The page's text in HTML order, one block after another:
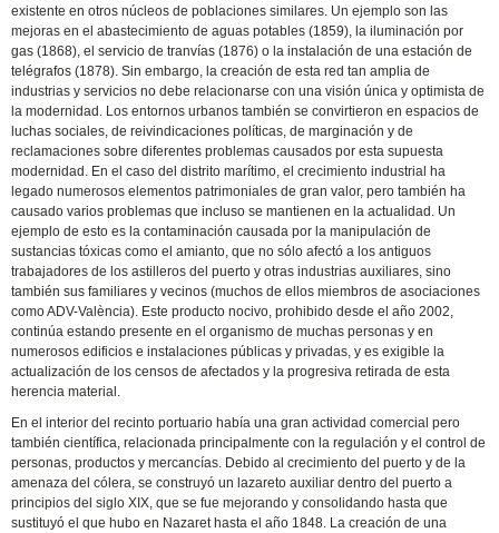
existente en otros núcleos de poblaciones similares. Un ejemplo son las
mejoras en el abastecimiento de aguas potables (1859), la iluminación por
gas (1868), el servicio de tranvías (1876) o la instalación de una estación de
telégrafos (1878). Sin embargo, la creación de esta red tan amplia de
industrias y servicios no debe relacionarse con una visión única y optimista de
la modernidad. Los entornos urbanos también se convirtieron en espacios de
luchas sociales, de reivindicaciones políticas, de marginación y de
reclamaciones sobre diferentes problemas causados por esta supuesta
modernidad. En el caso del distrito marítimo, el crecimiento industrial ha
legado numerosos elementos patrimoniales de gran valor, pero también ha
causado varios problemas que incluso se mantienen en la actualidad. Un
ejemplo de esto es la contaminación causada por la manipulación de
sustancias tóxicas como el amianto, que no sólo afectó a los antiguos
trabajadores de los astilleros del puerto y otras industrias auxiliares, sino
también sus familiares y vecinos (muchos de ellos miembros de asociaciones
como ADV-València). Este producto nocivo, prohibido desde el año 2002,
continúa estando presente en el organismo de muchas personas y en
numerosos edificios e instalaciones públicas y privadas, y es exigible la
actualización de los censos de afectados y la progresiva retirada de esta
herencia material.
En el interior del recinto portuario había una gran actividad comercial pero
también científica, relacionada principalmente con la regulación y el control de
personas, productos y mercancías. Debido al crecimiento del puerto y de la
amenaza del cólera, se construyó un lazareto auxiliar dentro del puerto a
principios del siglo XIX, que se fue mejorando y consolidando hasta que
sustituyó el que hubo en Nazaret hasta el año 1848. La creación de una